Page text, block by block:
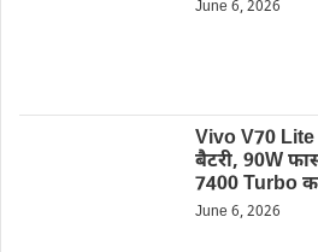
June 6, 2026
Vivo V70 Lite
बैटरी, 90W
7400 Turbo
June 6, 2026